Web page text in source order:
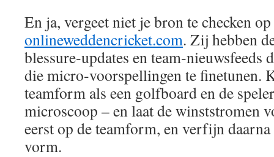
En ja, vergeet niet je bron te checken op
onlineweddencricket.com. Zij hebben
blessure‑updates en
die micro‑voorspellingen te finetunen.
teamform als een golfboard en de
microscoop – en laat de winststromen
eerst op de teamform, en verfijn
vorm.